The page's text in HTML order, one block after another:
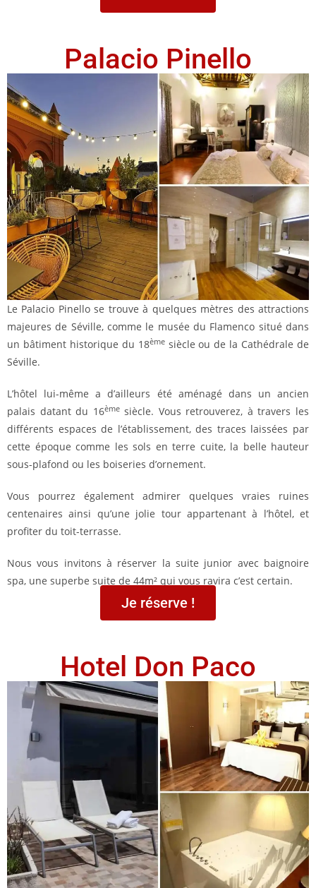
Palacio Pinello
Le Palacio Pinello se trouve à quelques mètres des attractions
majeures de Séville, comme le musée du Flamenco situé dans
un bâtiment historique du 18èmesiècle ou de la Cathédrale de
Séville.
L’hôtel lui-même a d’ailleurs été aménagé dans un ancien
palais datant du 16èmesiècle. Vous retrouverez, à travers les
différents espaces de l’établissement, des traces laissées par
cette époque comme les sols en terre cuite, la belle hauteur
sous-plafond ou les boiseries d’ornement.
Vous pourrez également admirer quelques vraies ruines
centenaires ainsi qu’une jolie tour appartenant à l’hôtel, et
profiter du toit-terrasse.
Nous vous invitons à réserver la suite junior avec baignoire
spa, une superbe suite de 44m² qui vous ravira c’est certain.
Je réserve !
Hotel Don Paco